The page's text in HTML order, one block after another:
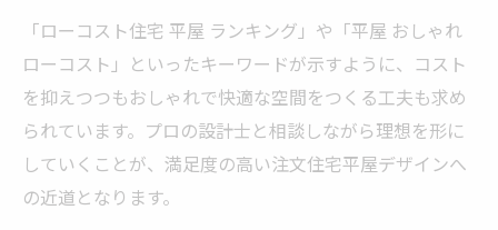
「ローコスト住宅 平屋 ランキング」や「平屋 おしゃれ
ローコスト」といったキーワードが示すように、コスト
を抑えつつもおしゃれで快適な空間をつくる工夫も求め
られています。プロの設計士と相談しながら理想を形に
していくことが、満足度の高い注文住宅平屋デザインへ
の近道となります。